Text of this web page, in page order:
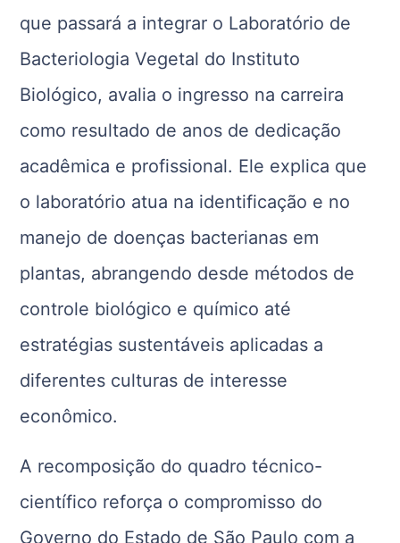
que passará a integrar o Laboratório de
Bacteriologia Vegetal do Instituto
Biológico, avalia o ingresso na carreira
como resultado de anos de dedicação
acadêmica e profissional. Ele explica que
o laboratório atua na identificação e no
manejo de doenças bacterianas em
plantas, abrangendo desde métodos de
controle biológico e químico até
estratégias sustentáveis aplicadas a
diferentes culturas de interesse
econômico.
A recomposição do quadro técnico-
científico reforça o compromisso do
Governo do Estado de São Paulo com a